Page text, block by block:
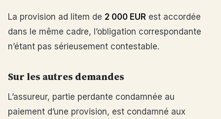
La provision ad litem de 2 000 EUR est accordée
dans le même cadre, l’obligation correspondante
n’étant pas sérieusement contestable.
Sur les autres demandes
L’assureur, partie perdante condamnée au
paiement d’une provision, est condamné aux